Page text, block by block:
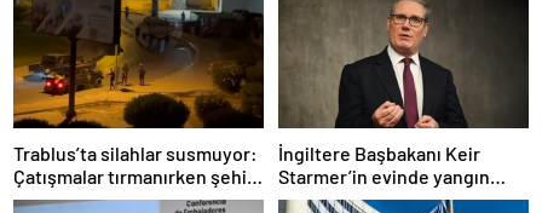
Trablus’ta silahlar susmuyor:
Çatışmalar tırmanırken şehir
alarmda
İngiltere Başbakanı Keir
Starmer’in evinde yangın
çıktı